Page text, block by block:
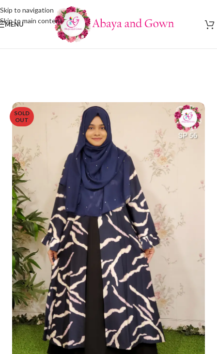
Skip to navigation
Skip to main content
MENU
SOLD
OUT